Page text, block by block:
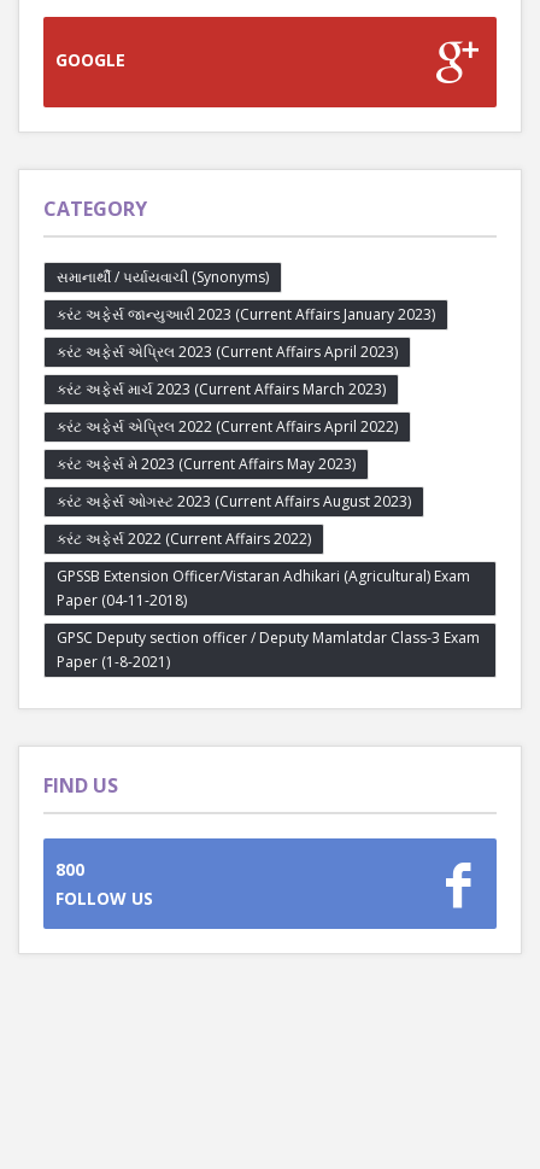
GOOGLE
CATEGORY
સમાનાર્થી / પર્યાયવાચી (Synonyms)
કરંટ અફેર્સ જાન્યુઆરી 2023 (Current Affairs January 2023)
કરંટ અફેર્સ એપ્રિલ 2023 (Current Affairs April 2023)
કરંટ અફેર્સ માર્ચ 2023 (Current Affairs March 2023)
કરંટ અફેર્સ એપ્રિલ 2022 (Current Affairs April 2022)
કરંટ અફેર્સ મે 2023 (Current Affairs May 2023)
કરંટ અફેર્સ ઓગસ્ટ 2023 (Current Affairs August 2023)
કરંટ અફેર્સ 2022 (Current Affairs 2022)
GPSSB Extension Officer/Vistaran Adhikari (Agricultural) Exam
Paper (04-11-2018)
GPSC Deputy section officer / Deputy Mamlatdar Class-3 Exam
Paper (1-8-2021)
FIND US
800
FOLLOW US